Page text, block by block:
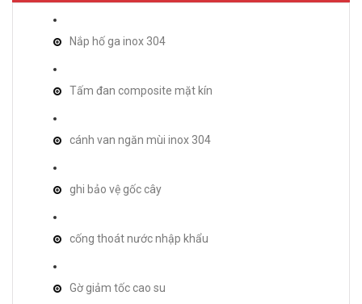
Nắp hố ga inox 304
Tấm đan composite mặt kín
cánh van ngăn mùi inox 304
ghi bảo vệ gốc cây
cống thoát nước nhập khẩu
Gờ giảm tốc cao su